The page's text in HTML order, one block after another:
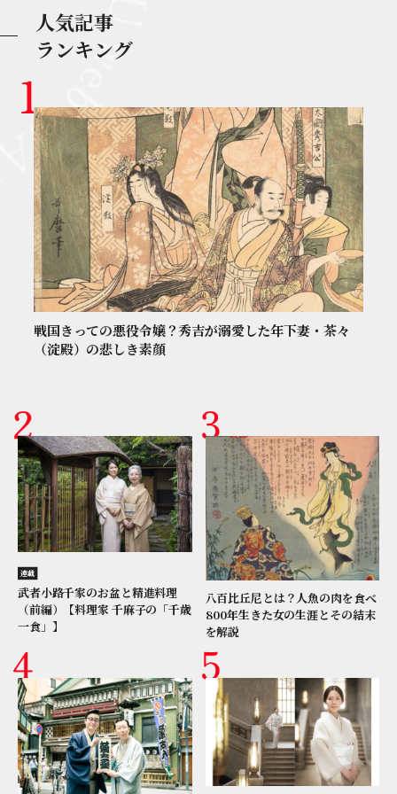
人気記事
ランキング
戦国きっての悪役令嬢？秀吉が溺愛した年下妻・茶々
（淀殿）の悲しき素顔
連載
武者小路千家のお盆と精進料理
（前編）【料理家 千麻子の「千歳
一食」】
八百比丘尼とは？人魚の肉を食べ
800年生きた女の生涯とその結末
を解説